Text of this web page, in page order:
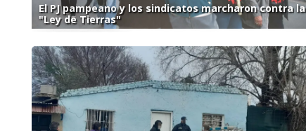
El PJ pampeano y los sindicatos marcharon contra la
"Ley de Tierras"